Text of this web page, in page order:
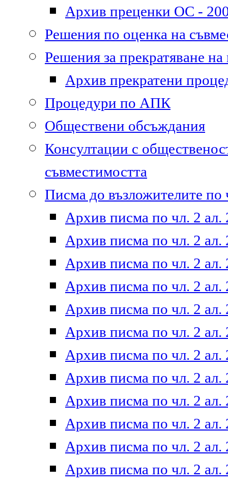
Архив преценки ОС -
Решения по оценка на
Решения за прекратяване
Архив прекратени
Процедури по АПК
Обществени обсъждания
Консултации с
съвместимостта
Писма до възложителите по
Архив писма по чл. 2 ал.
Архив писма по чл. 2 ал.
Архив писма по чл. 2 ал.
Архив писма по чл. 2 ал.
Архив писма по чл. 2 ал.
Архив писма по чл. 2 ал.
Архив писма по чл. 2 ал.
Архив писма по чл. 2 ал.
Архив писма по чл. 2 ал.
Архив писма по чл. 2 ал.
Архив писма по чл. 2 ал.
Архив писма по чл. 2 ал.